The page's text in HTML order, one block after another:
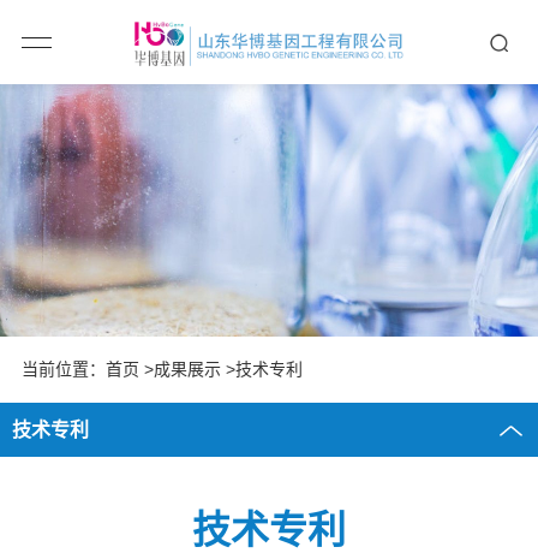
当前位置： 首页 >成果展示 >技术专利
技术专利
技术专利